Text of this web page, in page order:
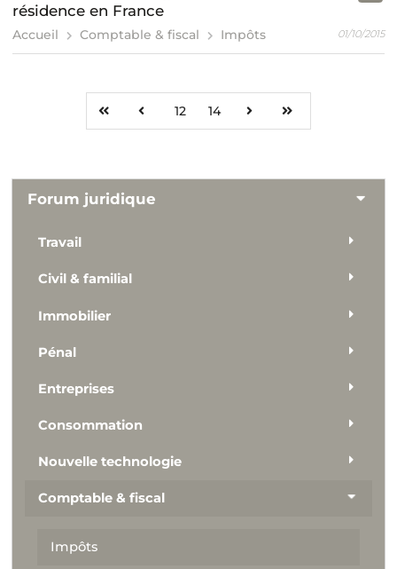
résidence en France
Accueil Comptable & fiscal Impôts 01/10/2015
12 14
Forum juridique
Travail
Civil & familial
Immobilier
Pénal
Entreprises
Consommation
Nouvelle technologie
Comptable & fiscal
Impôts